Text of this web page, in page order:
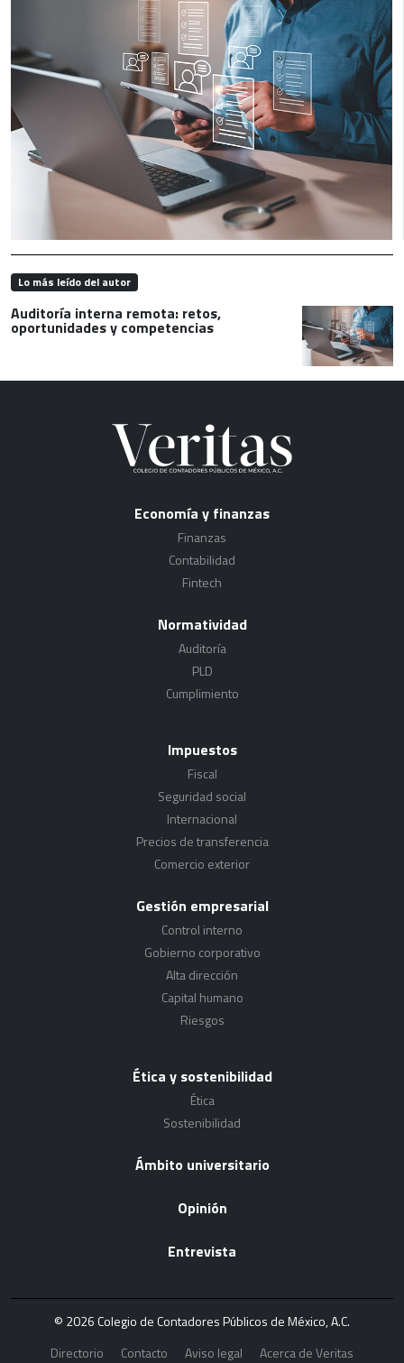
Lo más leído del autor
Auditoría interna remota: retos,
oportunidades y competencias
Economía y finanzas
Finanzas
Contabilidad
Fintech
Normatividad
Auditoría
PLD
Cumplimiento
Impuestos
Fiscal
Seguridad social
Internacional
Precios de transferencia
Comercio exterior
Gestión empresarial
Control interno
Gobierno corporativo
Alta dirección
Capital humano
Riesgos
Ética y sostenibilidad
Ética
Sostenibilidad
Ámbito universitario
Opinión
Entrevista
© 2026 Colegio de Contadores Públicos de México, A.C.
Directorio
Contacto Aviso legal Acerca de Veritas